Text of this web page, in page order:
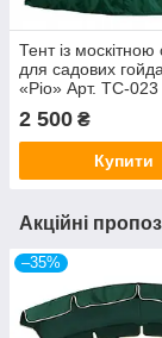
Тент із москітною
для садових
«Ріо» Арт. ТС-023
2 500 ₴
Купити
Акційні
–35%